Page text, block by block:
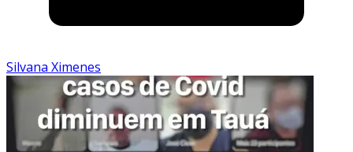
Silvana Ximenes